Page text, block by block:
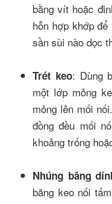
bằng vít hoặc
hỗn hợp khớp
sần sùi nào dọc
Trét keo: Dùng
một lớp mỏng
mỏng lên mối
đồng đều mối
khoảng trống
Nhúng băng
băng keo nối